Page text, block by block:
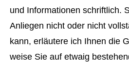
und Informationen schriftlich.
Anliegen nicht oder nicht
kann, erläutere ich Ihnen die
weise Sie auf etwaig